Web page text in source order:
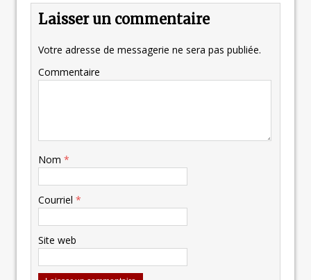
Laisser un commentaire
Votre adresse de messagerie ne sera pas publiée.
Commentaire
Nom *
Courriel *
Site web